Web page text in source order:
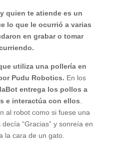
quien te atiende es un
lo que le ocurrió a varias
en grabar o tomar
utiliza una pollería en
Pudu Robotics. En los
entrega los pollos a
e interactúa con ellos
al robot como si fuese una
“Gracias” y sonreía en
la cara de un gato.